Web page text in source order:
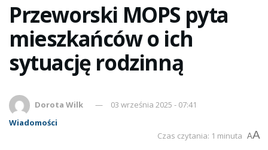
Przeworski MOPS pyta
mieszkańców o ich
sytuację rodzinną
Dorota Wilk
03 września 2025 - 07:41
Wiadomości
Czas czytania: 1 minuta AA